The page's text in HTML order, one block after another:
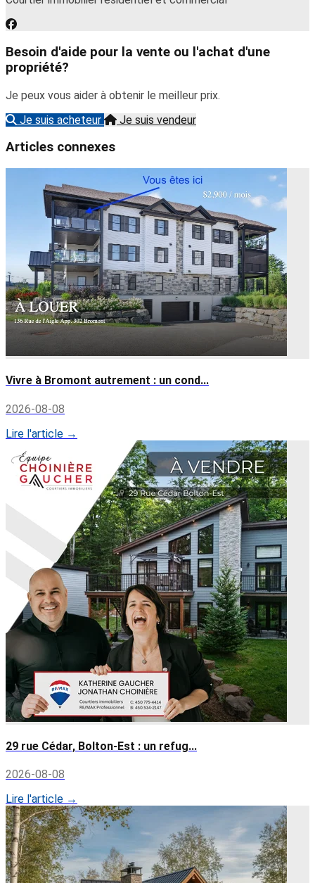
Besoin d'aide pour la vente ou l'achat d'une
propriété?
Je peux vous aider à obtenir le meilleur prix.
Je suis acheteur
Je suis vendeur
Articles connexes
Vivre à Bromont autrement : un cond...
2026-08-08
Lire l'article →
29 rue Cédar, Bolton-Est : un refug...
2026-08-08
Lire l'article →